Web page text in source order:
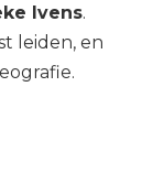
Ivens.
leiden, en